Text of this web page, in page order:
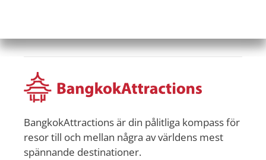
BangkokAttractions är din pålitliga kompass för
resor till och mellan några av världens mest
spännande destinationer.